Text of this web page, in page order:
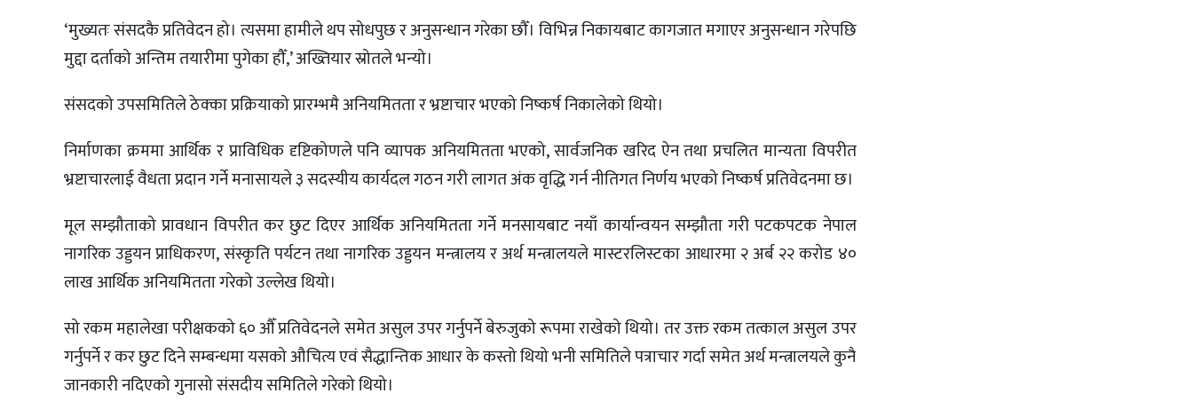
‘मुख्यतः संसदकै प्रतिवेदन हो। त्यसमा हामीले थप सोधपुछ र अनुसन्धान गरेका छौँ। विभिन्न निकायबाट कागजात मगाएर अनुसन्धान गरेपछि
मुद्दा दर्ताको अन्तिम तयारीमा पुगेका हौँ,’ अख्तियार स्रोतले भन्यो।
संसदको उपसमितिले ठेक्का प्रक्रियाको प्रारम्भमै अनियमितता र भ्रष्टाचार भएको निष्कर्ष निकालेको थियो।
निर्माणका क्रममा आर्थिक र प्राविधिक दृष्टिकोणले पनि व्यापक अनियमितता भएको, सार्वजनिक खरिद ऐन तथा प्रचलित मान्यता विपरीत
भ्रष्टाचारलाई वैधता प्रदान गर्ने मनासायले ३ सदस्यीय कार्यदल गठन गरी लागत अंक वृद्धि गर्न नीतिगत निर्णय भएको निष्कर्ष प्रतिवेदनमा छ।
मूल सम्झौताको प्रावधान विपरीत कर छुट दिएर आर्थिक अनियमितता गर्ने मनसायबाट नयाँ कार्यान्वयन सम्झौता गरी पटकपटक नेपाल
नागरिक उड्डयन प्राधिकरण, संस्कृति पर्यटन तथा नागरिक उड्डयन मन्त्रालय र अर्थ मन्त्रालयले मास्टरलिस्टका आधारमा २ अर्ब २२ करोड ४०
लाख आर्थिक अनियमितता गरेको उल्लेख थियो।
सो रकम महालेखा परीक्षकको ६० औँ प्रतिवेदनले समेत असुल उपर गर्नुपर्ने बेरुजुको रूपमा राखेको थियो। तर उक्त रकम तत्काल असुल उपर
गर्नुपर्ने र कर छुट दिने सम्बन्धमा यसको औचित्य एवं सैद्धान्तिक आधार के कस्तो थियो भनी समितिले पत्राचार गर्दा समेत अर्थ मन्त्रालयले कुनै
जानकारी नदिएको गुनासो संसदीय समितिले गरेको थियो।